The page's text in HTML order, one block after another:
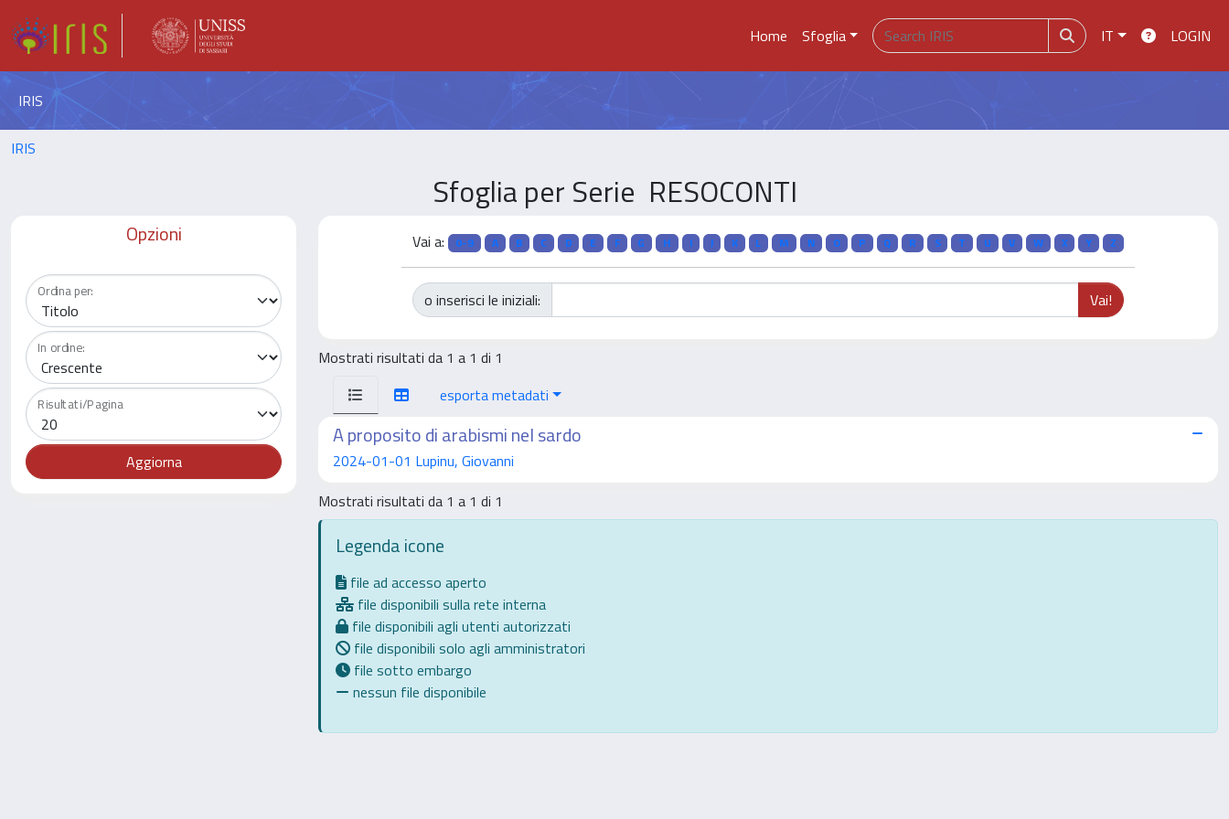
Home Sfoglia IT LOGIN
IRIS
IRIS
Sfoglia per Serie RESOCONTI
Opzioni
Ordina per:
In ordine:
Risultati/Pagina
Vai a: 0-9 A B C D E F G H I J K L M N O P Q R S T U V W X Y Z
o inserisci le iniziali:
Mostrati risultati da 1 a 1 di 1
esporta metadati
A proposito di arabismi nel sardo
2024-01-01 Lupinu, Giovanni
Mostrati risultati da 1 a 1 di 1
Legenda icone
file ad accesso aperto
file disponibili sulla rete interna
file disponibili agli utenti autorizzati
file disponibili solo agli amministratori
file sotto embargo
nessun file disponibile